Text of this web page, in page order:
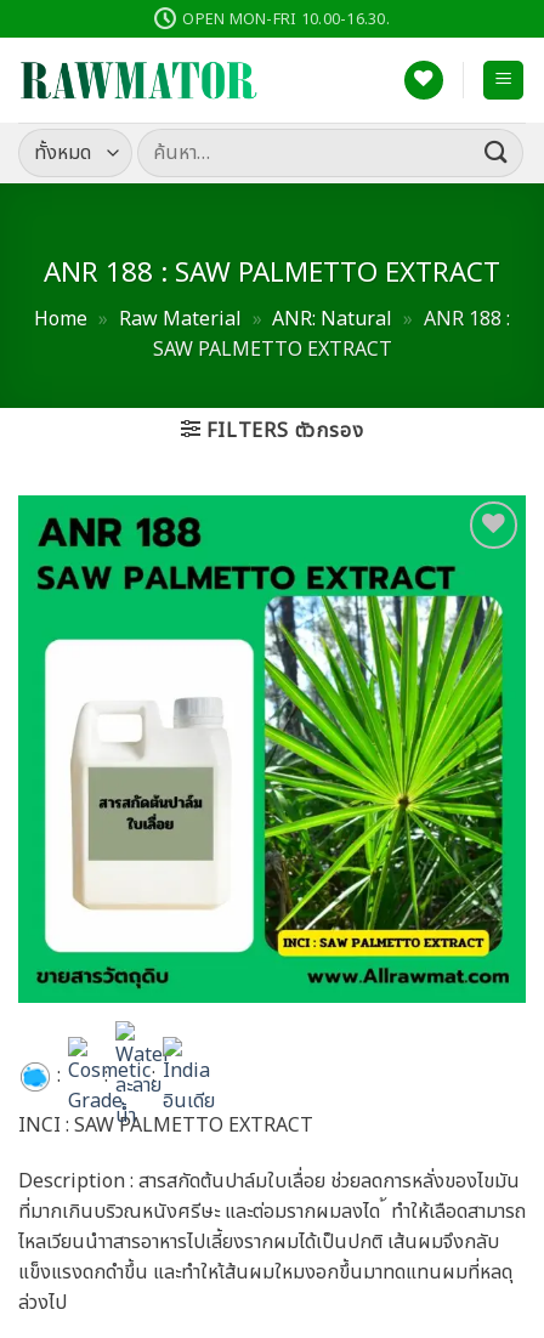
ไป
เนื้อหา
OPEN MON-FRI 10.00-16.30.
ค้นหา:
ANR 188 : SAW PALMETTO EXTRACT
Home » Raw Material » ANR: Natural » ANR 188 :
SAW PALMETTO EXTRACT
FILTERS ตัวกรอง
wishlist
: :
:
INCI : SAW PALMETTO EXTRACT
Description : สารสกัดต้นปาล์มใบเลื่อย ช่วยลดการหลั่งของไขมัน
ที่มากเกินบริวณหนังศรีษะ และต่อมรากผมลงได ้ ทำให้เลือดสามารถ
ไหลเวียนนำาสารอาหารไปเลี้ยงรากผมได้เป็นปกติ เส้นผมจึงกลับ
แข็งแรงดกดำขึ้น และทำใหเ้ส้นผมใหมงอกขึ้นมาทดแทนผมที่หลดุ
ล่วงไป